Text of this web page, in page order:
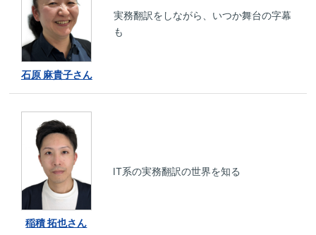
石原 麻貴子さん
実務翻訳をしながら、いつか舞台の字幕
も
稲積 拓也さん
IT系の実務翻訳の世界を知る